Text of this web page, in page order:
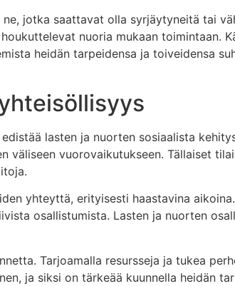
jotka saattavat olla syrjäytyneitä tai
nuoria mukaan toimintaan.
heidän tarpeidensa ja toiveidensa
lasten ja nuorten sosiaalista
väliseen vuorovaikutukseen. Tällaiset
yhteyttä, erityisesti haastavina
osallistumista. Lasten ja nuorten
Tarjoamalla resursseja ja tukea
ja siksi on tärkeää kuunnella heidän